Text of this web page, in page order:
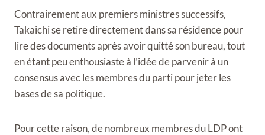
Contrairement aux premiers ministres successifs,
Takaichi se retire directement dans sa résidence pour
lire des documents après avoir quitté son bureau, tout
en étant peu enthousiaste à l’idée de parvenir à un
consensus avec les membres du parti pour jeter les
bases de sa politique.
Pour cette raison, de nombreux membres du LDP ont